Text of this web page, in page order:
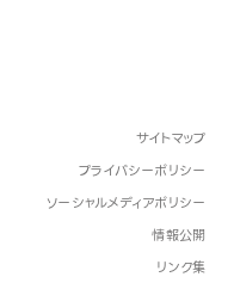
サイトマップ
プライバシーポリシー
ソーシャルメディアポリシー
情報公開
リンク集